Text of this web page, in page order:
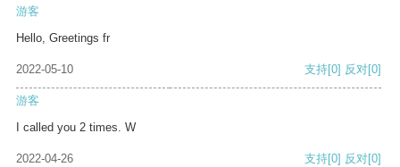
游客
Hello, Greetings fr
2022-05-10 支持[0] 反对[0]
游客
I called you 2 times. W
2022-04-26 支持[0] 反对[0]